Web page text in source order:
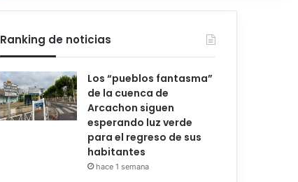
Ranking de noticias
Los “pueblos fantasma”
de la cuenca de
Arcachon siguen
esperando luz verde
para el regreso de sus
habitantes
hace 1 semana